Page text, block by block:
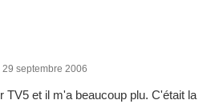
29 septembre 2006
TV5 et il m'a beaucoup plu. C'était la